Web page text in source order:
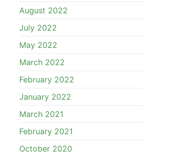
August 2022
July 2022
May 2022
March 2022
February 2022
January 2022
March 2021
February 2021
October 2020